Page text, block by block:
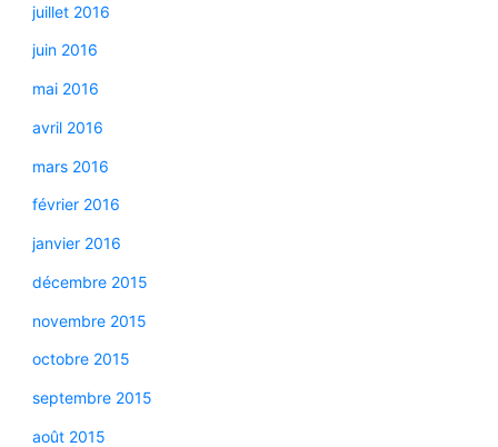
juillet 2016
juin 2016
mai 2016
avril 2016
mars 2016
février 2016
janvier 2016
décembre 2015
novembre 2015
octobre 2015
septembre 2015
août 2015